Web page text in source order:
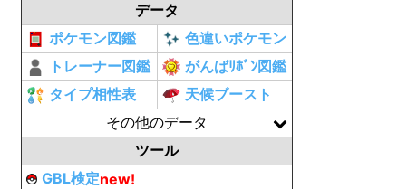
データ
ポケモン図鑑
色違いポケモン
トレーナー図鑑
がんばﾘﾎﾞﾝ図鑑
タイプ相性表
天候ブースト
その他のデータ
ツール
GBL検定new!